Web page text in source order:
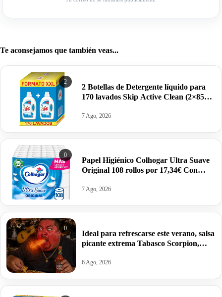
Te aconsejamos que también veas...
2
2 Botellas de Detergente líquido para
170 lavados Skip Active Clean (2×85
7 Ago, 2026
0
Papel Higiénico Colhogar Ultra Suave
Original 108 rollos por 17,34€ Con
7 Ago, 2026
0
Ideal para refrescarse este verano, salsa
picante extrema Tabasco Scorpion,
6 Ago, 2026